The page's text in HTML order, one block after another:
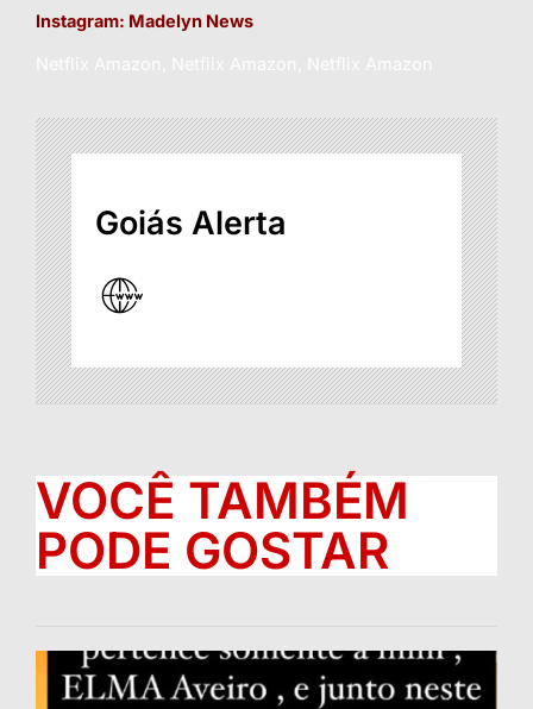
Instagram: Madelyn News
Goiás Alerta
VOCÊ TAMBÉM
PODE GOSTAR